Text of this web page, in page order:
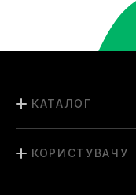
КАТАЛОГ
КОРИСТУВАЧУ